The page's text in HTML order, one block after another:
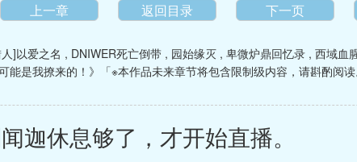
上一章 返回目录 下一页
]以爱之名 , DNIWER死亡倒带 , 园始缘灭 , 卑微炉鼎回忆录 , 西域血
能是我撩来的！》「※本作品未来章节将包含限制级内容，请斟酌阅
迦休息够了，才开始直播。